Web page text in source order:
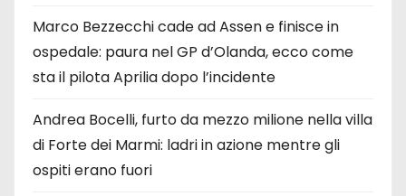
Marco Bezzecchi cade ad Assen e finisce in
ospedale: paura nel GP d’Olanda, ecco come
sta il pilota Aprilia dopo l’incidente
Andrea Bocelli, furto da mezzo milione nella villa
di Forte dei Marmi: ladri in azione mentre gli
ospiti erano fuori